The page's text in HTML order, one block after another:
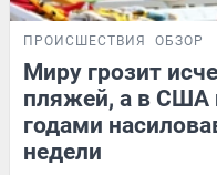
ПРОИСШЕСТВИЯ ОБЗОР
Миру грозит
пляжей, а в США
годами
недели